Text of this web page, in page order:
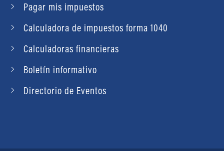
Pagar mis impuestos
Calculadora de impuestos forma 1040
Calculadoras financieras
Boletín informativo
Directorio de Eventos